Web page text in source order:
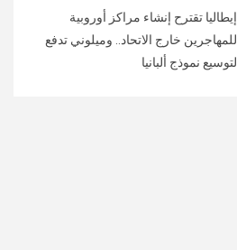
إيطاليا تقترح إنشاء مراكز أوروبية
للمهاجرين خارج الاتحاد.. وميلوني تدفع
لتوسيع نموذج ألبانيا